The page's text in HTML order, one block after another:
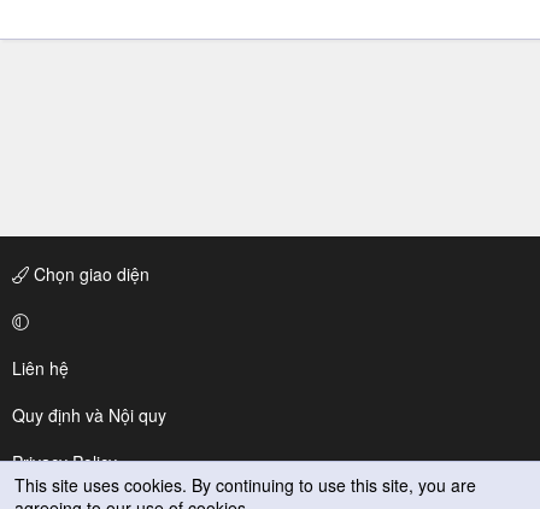
Chọn giao diện
Liên hệ
Quy định và Nội quy
Privacy Policy
This site uses cookies. By continuing to use this site, you are